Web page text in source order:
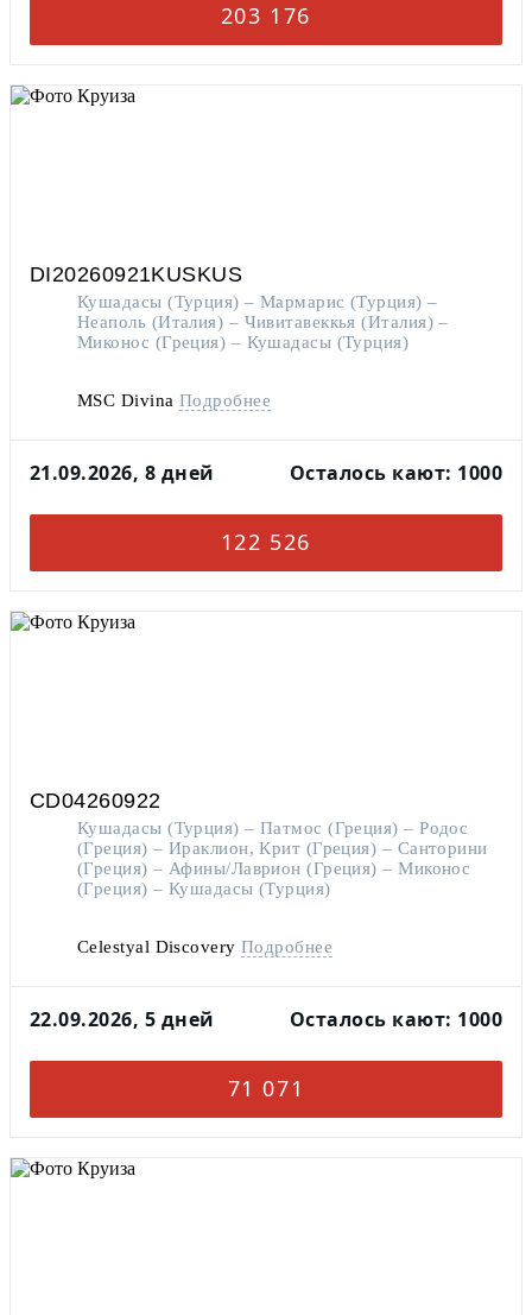
203 176
DI20260921KUSKUS
Кушадасы (Турция) – Мармарис (Турция) –
Неаполь (Италия) – Чивитавеккья (Италия) –
Миконос (Греция) – Кушадасы (Турция)
MSC Divina Подробнее
21.09.2026, 8 дней Осталось кают: 1000
122 526
CD04260922
Кушадасы (Турция) – Патмос (Греция) – Родос
(Греция) – Ираклион, Крит (Греция) – Санторини
(Греция) – Афины/Лаврион (Греция) – Миконос
(Греция) – Кушадасы (Турция)
Celestyal Discovery Подробнее
22.09.2026, 5 дней Осталось кают: 1000
71 071